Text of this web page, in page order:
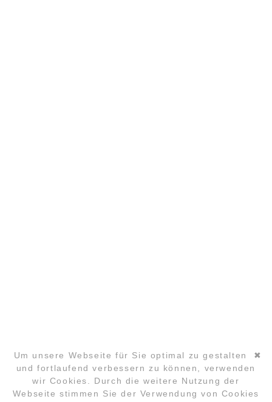
Navigation
✖
Um unsere Webseite für Sie optimal zu gestalten
und fortlaufend verbessern zu können, verwenden
wir Cookies. Durch die weitere Nutzung der
Webseite stimmen Sie der Verwendung von Cookies